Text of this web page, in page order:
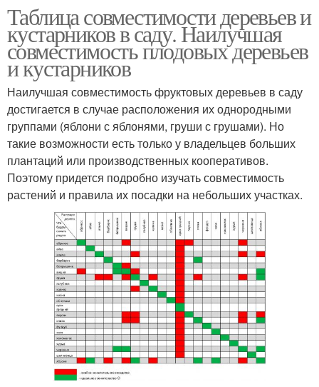
Таблица совместимости деревьев и
кустарников в саду. Наилучшая
совместимость плодовых деревьев
и кустарников
Наилучшая совместимость фруктовых деревьев в саду
достигается в случае расположения их однородными
группами (яблони с яблонями, груши с грушами). Но
такие возможности есть только у владельцев больших
плантаций или производственных кооперативов.
Поэтому придется подробно изучать совместимость
растений и правила их посадки на небольших участках.